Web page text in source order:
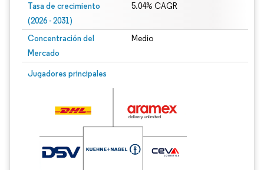
Tasa de crecimiento
(2026 - 2031)
5.04% CAGR
Concentración del
Mercado
Medio
Jugadores principales
Imagen © Mordor Intelligence. El uso requiere atribución según CC BY 4.0.